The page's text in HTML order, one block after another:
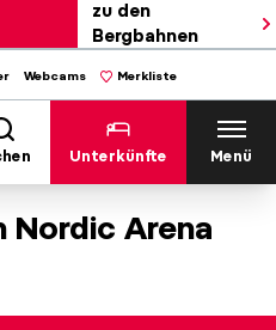
zu den
Bergbahnen
Webcams Merkliste
Unterkünfte Menü
Nordic Arena